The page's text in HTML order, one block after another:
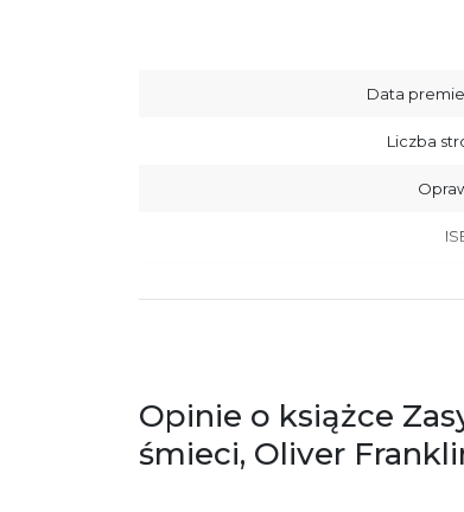
Data
Liczba
Opinie o książce
śmieci, Oliver